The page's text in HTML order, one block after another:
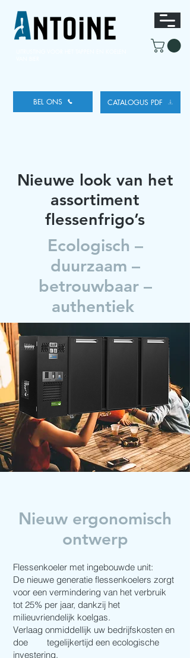
BEL ONS CATALOGUS PDF
Nieuwe look van het
assortiment
flessenfrigo’s
Ecologisch –
duurzaam –
betrouwbaar –
authentiek
Nieuw ergonomisch
ontwerp
Flessenkoeler met ingebouwde unit:
De nieuwe generatie flessenkoelers zorgt
voor een vermindering van het verbruik
tot 25% per jaar, dankzij het
milieuvriendelijk koelgas.
Verlaag onmiddellijk uw bedrijfskosten en
doe tegelijkertijd een ecologische
investering.